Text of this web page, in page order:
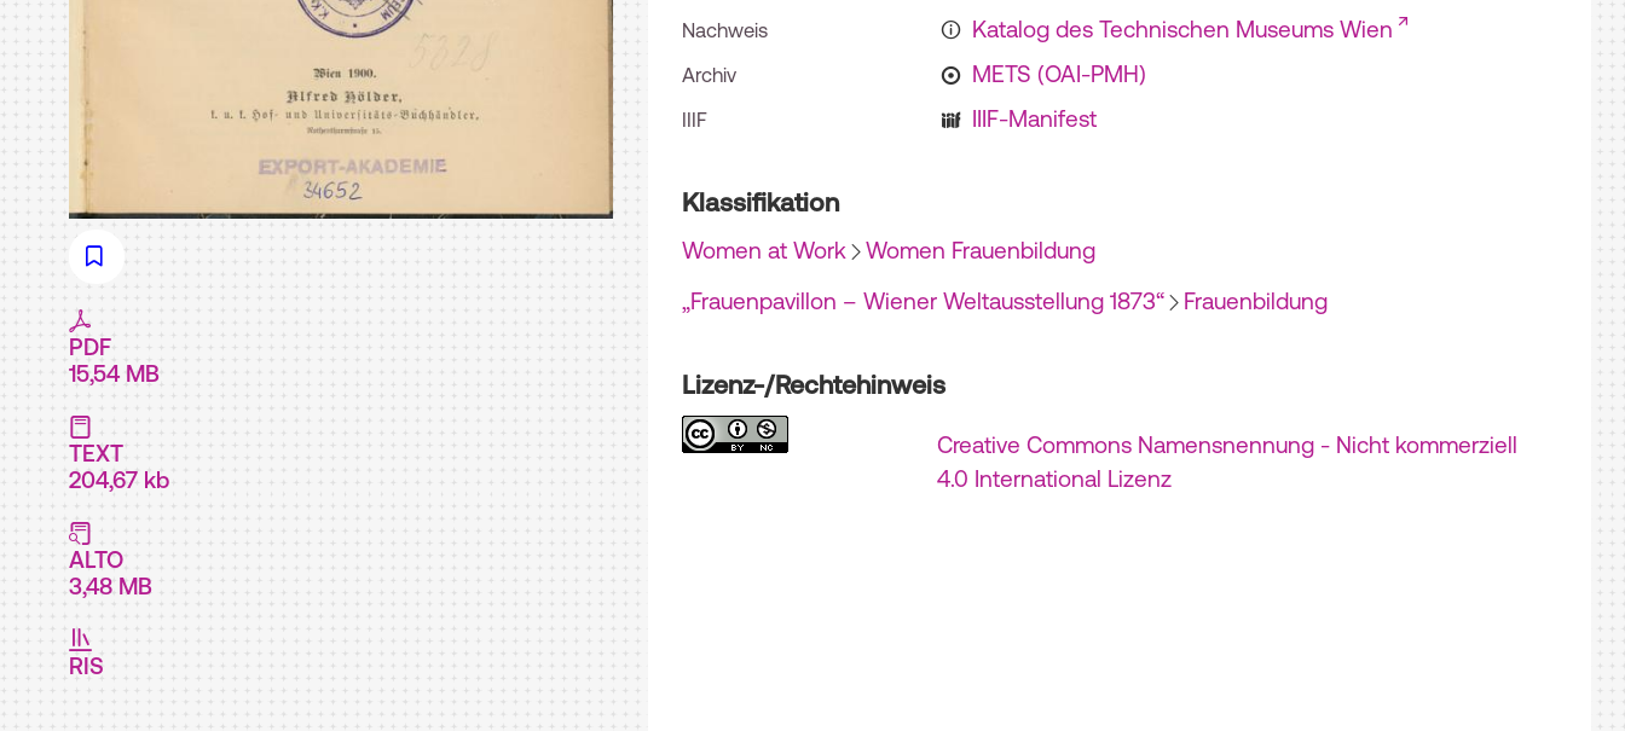
PDF
15,54 MB
TEXT
204,67 kb
ALTO
3,48 MB
RIS
Nachweis Katalog des Technischen Museums Wien
Archiv METS (OAI-PMH)
IIIF IIIF-Manifest
Klassifikation
Women at Work
Women Frauenbildung
„Frauenpavillon – Wiener Weltausstellung 1873“
Frauenbildung
Lizenz-/Rechtehinweis
Creative Commons Namensnennung - Nicht kommerziell
4.0 International Lizenz